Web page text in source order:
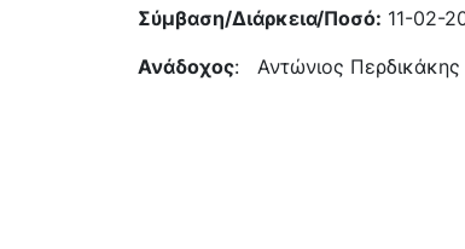
Σύμβαση/Διάρκεια/Ποσό: 11-02-
Ανάδοχος: Αντώνιος Περδικάκης